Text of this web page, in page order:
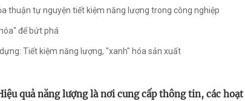
thuận tự nguyện tiết kiệm năng lượng trong công nghiệp
để bứt phá
Tiết kiệm năng lượng, "xanh" hóa sản xuất
quả năng lượng là nơi cung cấp thông tin, các